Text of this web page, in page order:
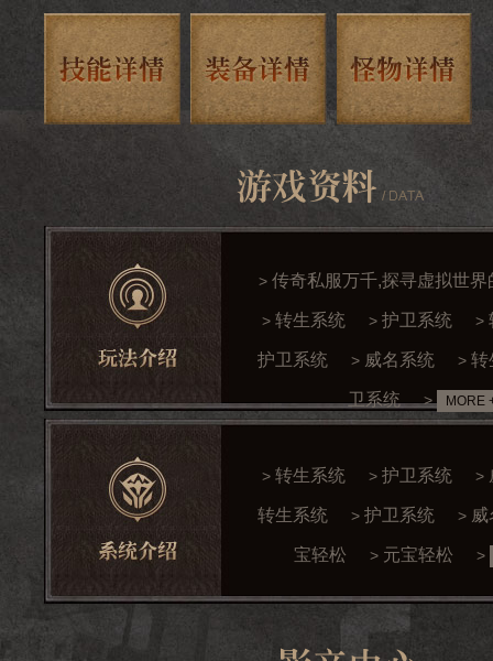
> 传奇私服万千,探寻虚拟世界
> 转生系统 > 护卫系统 >
护卫系统 > 威名系统 > 转
卫系统 > MORE
> 转生系统 > 护卫系统 >
转生系统 > 护卫系统 >
宝轻松 > 元宝轻松 >